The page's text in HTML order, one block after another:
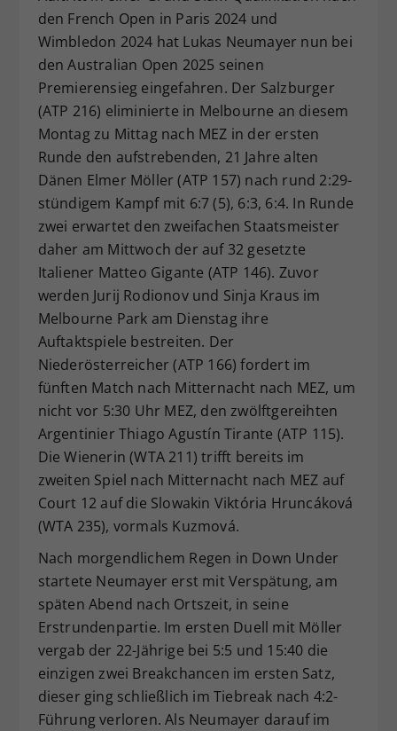
den French Open in Paris 2024 und
Wimbledon 2024 hat Lukas Neumayer nun bei
den Australian Open 2025 seinen
Premierensieg eingefahren. Der Salzburger
(ATP 216) eliminierte in Melbourne an diesem
Montag zu Mittag nach MEZ in der ersten
Runde den aufstrebenden, 21 Jahre alten
Dänen Elmer Möller (ATP 157) nach rund 2:29-
stündigem Kampf mit 6:7 (5), 6:3, 6:4. In Runde
zwei erwartet den zweifachen Staatsmeister
daher am Mittwoch der auf 32 gesetzte
Italiener Matteo Gigante (ATP 146). Zuvor
werden Jurij Rodionov und Sinja Kraus im
Melbourne Park am Dienstag ihre
Auftaktspiele bestreiten. Der
Niederösterreicher (ATP 166) fordert im
fünften Match nach Mitternacht nach MEZ, um
nicht vor 5:30 Uhr MEZ, den zwölftgereihten
Argentinier Thiago Agustín Tirante (ATP 115).
Die Wienerin (WTA 211) trifft bereits im
zweiten Spiel nach Mitternacht nach MEZ auf
Court 12 auf die Slowakin Viktória Hruncáková
(WTA 235), vormals Kuzmová.
Nach morgendlichem Regen in Down Under
startete Neumayer erst mit Verspätung, am
späten Abend nach Ortszeit, in seine
Erstrundenpartie. Im ersten Duell mit Möller
vergab der 22-Jährige bei 5:5 und 15:40 die
einzigen zwei Breakchancen im ersten Satz,
dieser ging schließlich im Tiebreak nach 4:2-
Führung verloren. Als Neumayer darauf im
Zweck
Dieser Wert speichert Ihre Consent-
Einstellungen. Unter anderem eine
zufällig generierte ID, für die
historische Speicherung Ihrer
vorgenommen Einstellungen, falls der
Webseiten-Betreiber dies eingestellt
hat.